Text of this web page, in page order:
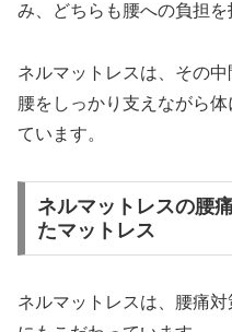
み、どちらも腰への負担を
ネルマットレスは、その中
腰をしっかり支えながら
ています。
ネルマットレスの腰
たマットレス
ネルマットレスは、腰痛対